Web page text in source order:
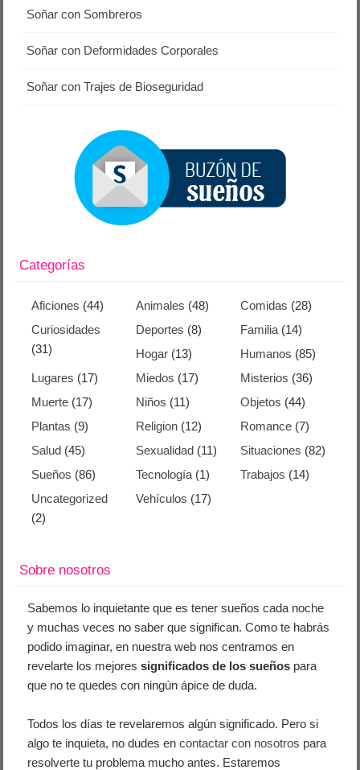
Soñar con Sombreros
Soñar con Deformidades Corporales
Soñar con Trajes de Bioseguridad
Categorías
Aficiones (44) Animales (48) Comidas (28)
Curiosidades
(31)
Deportes (8) Familia(14)
Hogar (13) Humanos (85)
Lugares (17) Miedos (17) Misterios (36)
Muerte (17) Niños (11) Objetos (44)
Plantas (9) Religion (12) Romance(7)
Salud (45) Sexualidad (11) Situaciones (82)
Sueños (86) Tecnología (1) Trabajos (14)
Uncategorized
(2)
Vehículos (17)
Sobre nosotros
Sabemos lo inquietante que es tener sueños cada noche
y muchas veces no saber que significan. Como te habrás
podido imaginar, en nuestra web nos centramos en
revelarte los mejoressignificados de los sueños para
que no te quedes con ningún ápice de duda.
Todos los días te revelaremos algún significado. Pero si
algo te inquieta, no dudes encontactar con nosotros para
resolverte tu problema mucho antes. Estaremos